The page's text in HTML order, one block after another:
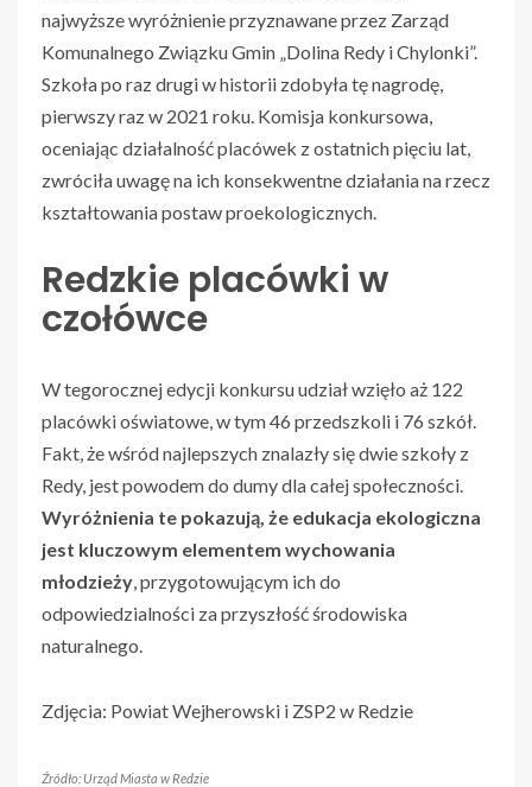
najwyższe wyróżnienie przyznawane przez Zarząd
Komunalnego Związku Gmin „Dolina Redy i Chylonki”.
Szkoła po raz drugi w historii zdobyła tę nagrodę,
pierwszy raz w 2021 roku. Komisja konkursowa,
oceniając działalność placówek z ostatnich pięciu lat,
zwróciła uwagę na ich konsekwentne działania na rzecz
kształtowania postaw proekologicznych.
Redzkie placówki w
czołówce
W tegorocznej edycji konkursu udział wzięło aż 122
placówki oświatowe, w tym 46 przedszkoli i 76 szkół.
Fakt, że wśród najlepszych znalazły się dwie szkoły z
Redy, jest powodem do dumy dla całej społeczności.
Wyróżnienia te pokazują, że edukacja ekologiczna
jest kluczowym elementem wychowania
młodzieży , przygotowującym ich do
odpowiedzialności za przyszłość środowiska
naturalnego.
Zdjęcia: Powiat Wejherowski i ZSP2 w Redzie
Źródło: Urząd Miasta w Redzie